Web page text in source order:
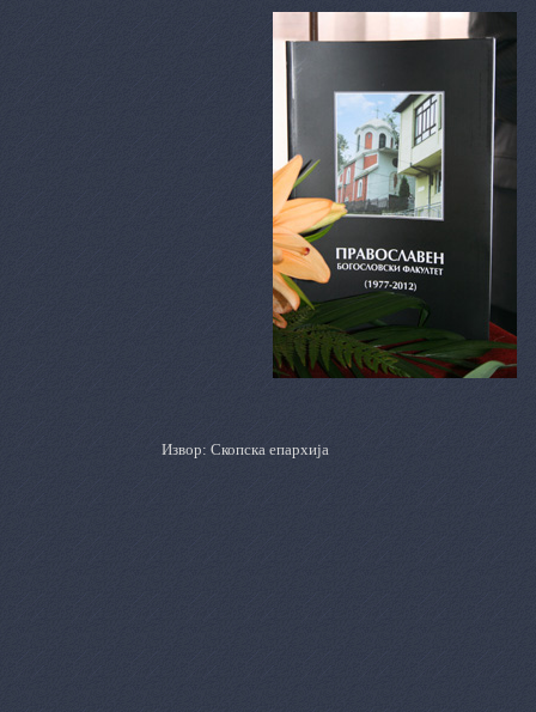
Извор: Скопска епархија